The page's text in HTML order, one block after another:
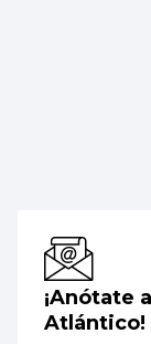
¡Anótate
Atlántico!